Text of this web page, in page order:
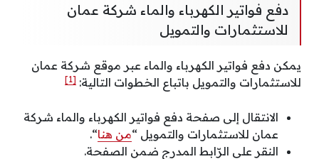
دفع فواتير الكهرباء والماء شركة عمان
للاستثمارات والتمويل
يمكن دفع فواتير الكهرباء والماء عبر موقع شركة عمان
للاستثمارات والتمويل باتباع الخطوات التالية: [1]
الانتقال إلى صفحة دفع فواتير الكهرباء والماء شركة
عمان للاستثمارات والتمويل “من هنا“.
النقر على الرّابط المدرج ضمن الصفحة.